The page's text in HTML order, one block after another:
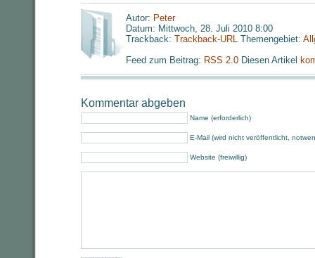
Autor: Peter
Datum: Mittwoch, 28. Juli 2010 8:00
Trackback: Trackback-URL Themengebiet:
Feed zum Beitrag: RSS 2.0 Diesen Artikel
Kommentar abgeben
Name (erforderlich)
E-Mail (wird nicht veröffentlicht,
Website (freiwillig)